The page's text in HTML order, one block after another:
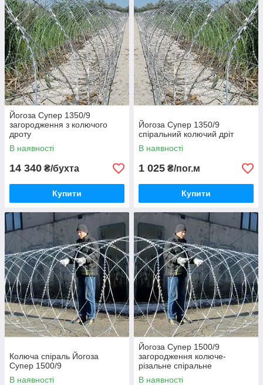
Йогоза Супер 1350/9
загородження з колючого
дроту
В наявності
14 340 ₴/бухта
Купити
Йогоза Супер 1350/9
спіральний колючий дріт
В наявності
1 025 ₴/пог.м
Купити
Колюча спіраль Йогоза
Супер 1500/9
В наявності
Йогоза Супер 1500/9
загородження колюче-
різальне спіральне
В наявності